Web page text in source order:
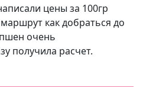
цены за 100гр
как добраться до
очень
получила расчет.